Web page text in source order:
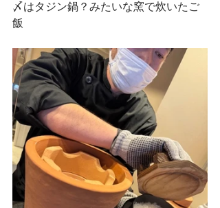
〆はタジン鍋？みたいな窯で炊いたご
飯